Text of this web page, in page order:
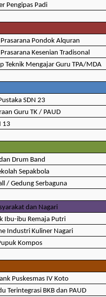
Pengipas Padi
Pondok Alquran
Kesenian Tradisonal
Teknik Mengajar Guru TPA/MDA
SDN 23
Guru TK / PAUD
13
Drum Band
Sepakbola
/ Gedung Serbaguna
dan Nagari
Ibu-ibu Remaja Putri
Industri Kuliner Nagari
Kompos
Puskesmas IV Koto
Terintegrasi BKB dan PAUD